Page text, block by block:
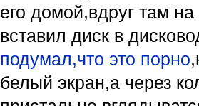
его домой,вдруг там
вставил диск в
подумал,что это порно
белый экран,а через